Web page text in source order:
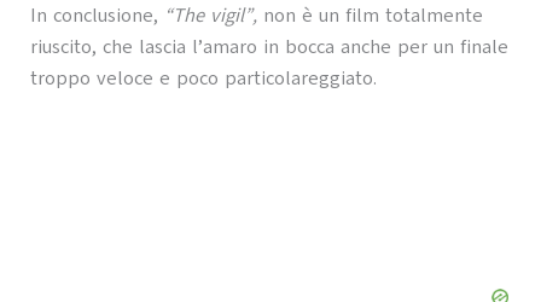
In conclusione, “The vigil”, non è un film totalmente
riuscito, che lascia l’amaro in bocca anche per un finale
troppo veloce e poco particolareggiato.